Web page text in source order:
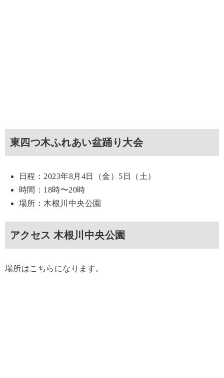
東四つ木ふれあい盆踊り大会
日程：2023年8月4日（金）5日（土）
時間：18時〜20時
場所：木根川中央公園
アクセス 木根川中央公園
場所はこちらになります。